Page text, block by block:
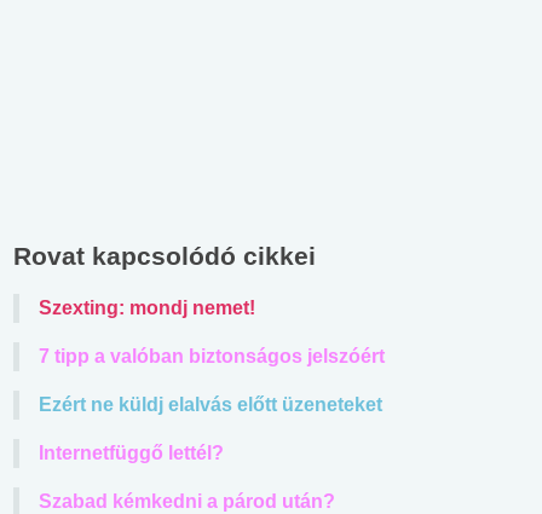
Rovat kapcsolódó cikkei
Szexting: mondj nemet!
7 tipp a valóban biztonságos jelszóért
Ezért ne küldj elalvás előtt üzeneteket
Internetfüggő lettél?
Szabad kémkedni a párod után?